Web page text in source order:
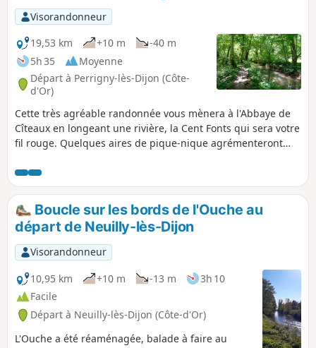
Visorandonneur
19,53 km
+10 m
-40 m
5h 35
Moyenne
Départ à Perrigny-lès-Dijon (Côte-
d'Or)
Cette très agréable randonnée vous mènera à l'Abbaye de
Cîteaux en longeant une rivière, la Cent Fonts qui sera votre
fil rouge. Quelques aires de pique-nique agrémenteront
Boucle sur les bords de l'Ouche au
départ de Neuilly-lès-Dijon
Visorandonneur
10,95 km
+10 m -13 m
3h 10
Facile
Départ à Neuilly-lès-Dijon (Côte-d'Or)
L'Ouche a été réaménagée, balade à faire au